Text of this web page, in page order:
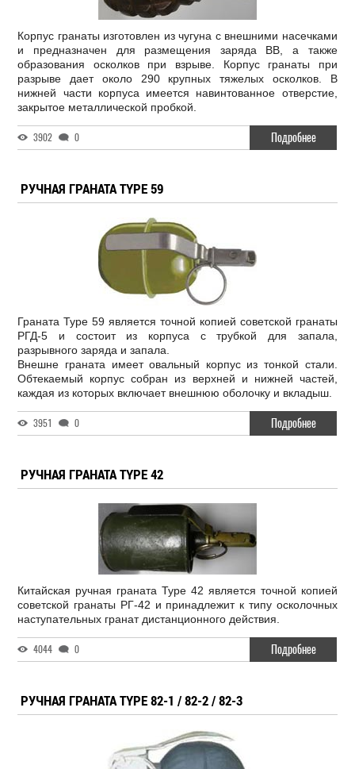
Корпус гранаты изготовлен из чугуна с внешними насечками
и предназначен для размещения заряда ВВ, а также
образования осколков при взрыве. Корпус гранаты при
разрыве дает около 290 крупных тяжелых осколков. В
нижней части корпуса имеется навинтованное отверстие,
закрытое металлической пробкой.
3902 0 Подробнее
РУЧНАЯ ГРАНАТА TYPE 59
Граната Type 59 является точной копией советской гранаты
РГД-5 и состоит из корпуса с трубкой для запала,
разрывного заряда и запала.
Внешне граната имеет овальный корпус из тонкой стали.
Обтекаемый корпус собран из верхней и нижней частей,
каждая из которых включает внешнюю оболочку и вкладыш.
3951 0 Подробнее
РУЧНАЯ ГРАНАТА TYPE 42
Китайская ручная граната Type 42 является точной копией
советской гранаты РГ-42 и принадлежит к типу осколочных
наступательных гранат дистанционного действия.
4044 0 Подробнее
РУЧНАЯ ГРАНАТА TYPE 82-1 / 82-2 / 82-3